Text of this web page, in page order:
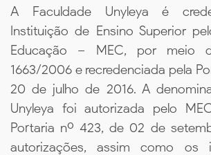
A Faculdade Unyleya é
Instituição de Ensino Superior
Educação – MEC, por meio
1663/2006 e recredenciada pela
20 de julho de 2016. A
Unyleya foi autorizada pelo
Portaria nº 423, de 02 de
autorizações, assim como os